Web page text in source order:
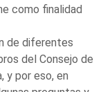
como finalidad
de diferentes
del Consejo de
y por eso, en